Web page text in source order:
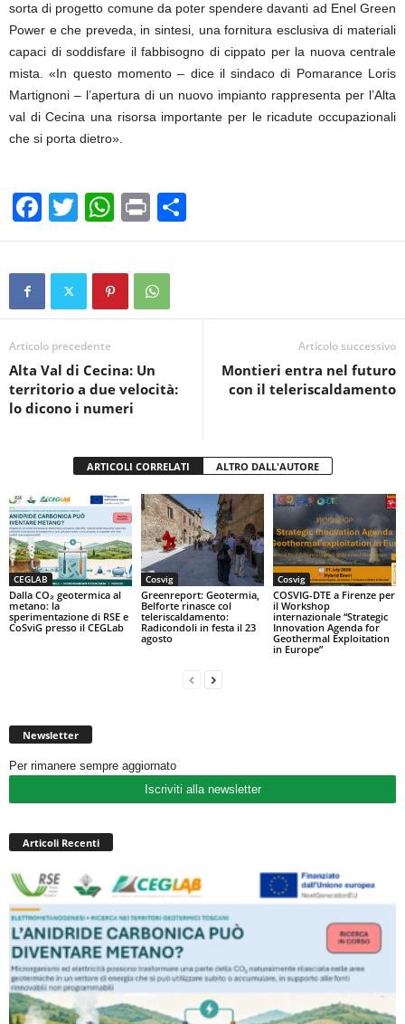
sorta di progetto comune da poter spendere davanti ad Enel Green
Power e che preveda, in sintesi, una fornitura esclusiva di materiali
capaci di soddisfare il fabbisogno di cippato per la nuova centrale
mista. «In questo momento – dice il sindaco di Pomarance Loris
Martignoni – l’apertura di un nuovo impianto rappresenta per l’Alta
val di Cecina una risorsa importante per le ricadute occupazionali
che si porta dietro».
F
a
c
b
o
o
k
T
wi
tt
W
h
at
s
A
p
Pr
in
t
o
vi
Articolo precedente
Alta Val di Cecina: Un
territorio a due velocità:
lo dicono i numeri
Articolo successivo
Montieri entra nel futuro
con il teleriscaldamento
ARTICOLI CORRELATI ALTRO DALL'AUTORE
CEGLAB
Dalla CO₂ geotermica al
metano: la
sperimentazione di RSE e
CoSviG presso il CEGLab
Cosvig
Greenreport: Geotermia,
Belforte rinasce col
teleriscaldamento:
Radicondoli in festa il 23
agosto
Cosvig
COSVIG-DTE a Firenze per
il Workshop
internazionale “Strategic
Innovation Agenda for
Geothermal Exploitation
in Europe”
Newsletter
Per rimanere sempre aggiornato
Iscriviti alla newsletter
Articoli Recenti